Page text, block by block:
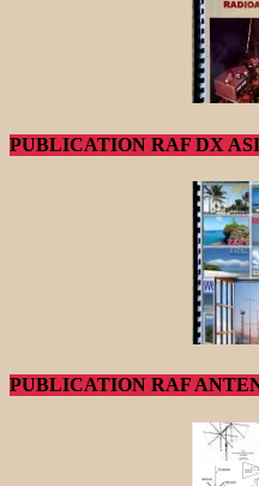
PUBLICATION RAF DX
PUBLICATION RAF